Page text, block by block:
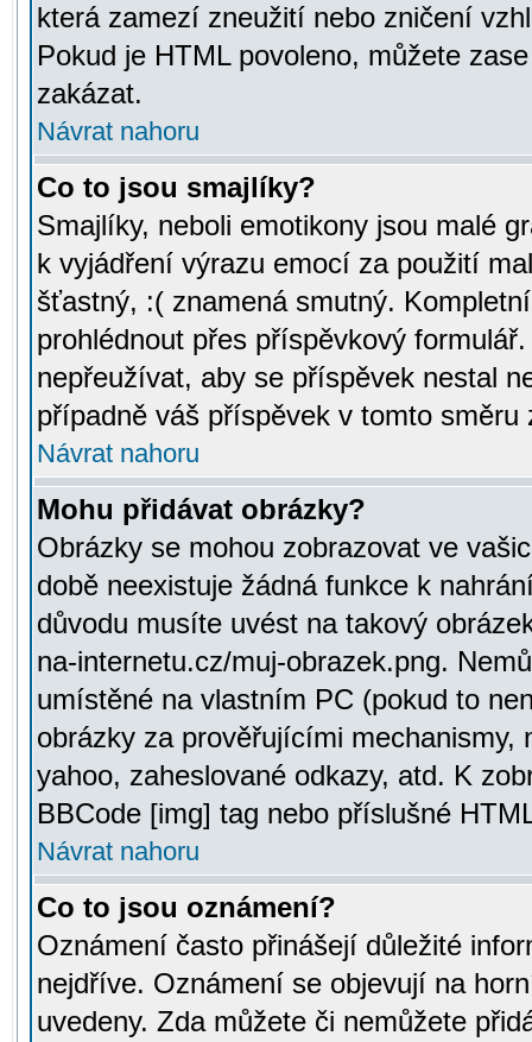
která zamezí zneužití nebo zničení
Pokud je HTML povoleno, můžete
zakázat.
Návrat nahoru
Co to jsou smajlíky?
Smajlíky, neboli emotikony jsou malé
k vyjádření výrazu emocí za použití
šťastný, :( znamená smutný.
prohlédnout přes příspěvkový
nepřeužívat, aby se příspěvek nestal
případně váš příspěvek v tomto směru
Návrat nahoru
Mohu přidávat obrázky?
Obrázky se mohou zobrazovat ve
době neexistuje žádná funkce k
důvodu musíte uvést na takový
na-internetu.cz/muj-obrazek.png.
umístěné na vlastním PC (pokud to
obrázky za prověřujícími mechanismy,
yahoo, zaheslované odkazy, atd. K
BBCode [img] tag nebo příslušné
Návrat nahoru
Co to jsou oznámení?
Oznámení často přinášejí důležité
nejdříve. Oznámení se objevují na
uvedeny. Zda můžete či nemůžete